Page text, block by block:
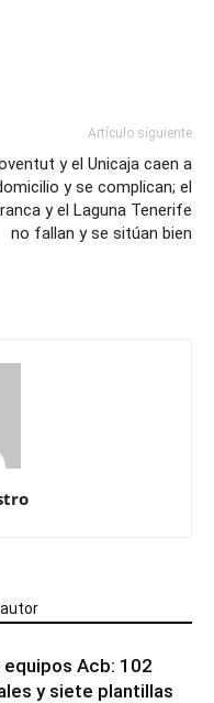
Artículo siguiente
y el Unicaja caen a
y se complican; el
y el Laguna Tenerife
no fallan y se sitúan bien
Acb: 102
y siete plantillas